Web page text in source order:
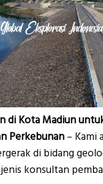
di Kota Madiun
Perkebunan – Kami
di bidang
konsultan